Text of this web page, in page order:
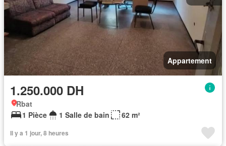
Appartement
1.250.000 DH
Rbat
1 Pièce
1 Salle de bain 62 m²
Il y a 1 jour, 8 heures